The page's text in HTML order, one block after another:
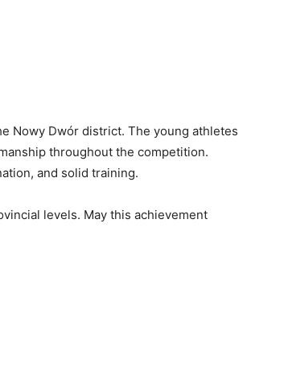
Nowy Dwór district. The young athletes
throughout the competition.
and solid training.
levels. May this achievement